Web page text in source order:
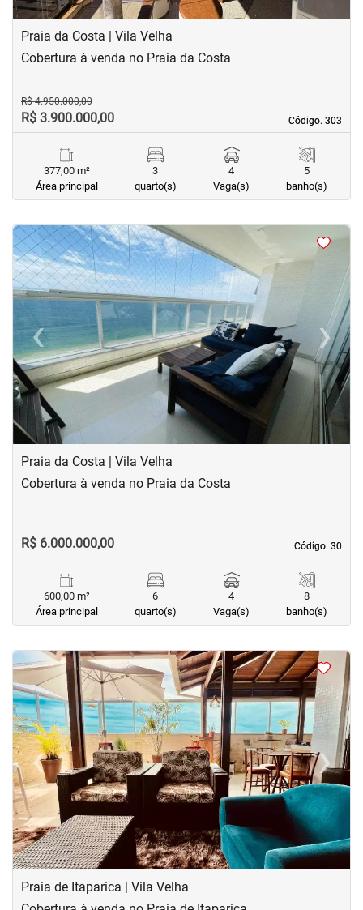
Praia da Costa | Vila Velha
Código. 303
Código. 303
Cobertura à venda no Praia da Costa
R$ 4.950.000,00
R$ 3.900.000,00
377,00 m²
Área principal
3
quarto(s)
4
Vaga(s)
5
banho(s)
< <<<
‹Previous ›Next
Praia da Costa | Vila Velha
Código. 30
Código. 30
Cobertura à venda no Praia da Costa
R$ 6.000.000,00
600,00 m²
Área principal
6
quarto(s)
4
Vaga(s)
8
banho(s)
<<<<
‹Previous ›Next
Praia de Itaparica | Vila Velha